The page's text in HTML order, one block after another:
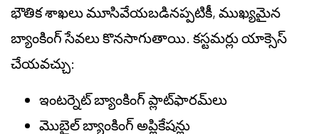
భౌతిక శాఖలు మూసివేయబడినప్పటికీ, ముఖ్యమైన
బ్యాంకింగ్ సేవలు కొనసాగుతాయి. కస్టమర్లు యాక్సెస్
చేయవచ్చు:
ఇంటర్నెట్ బ్యాంకింగ్ ప్లాట్‌ఫారమ్‌లు
మొబైల్ బ్యాంకింగ్ అప్లికేషన్లు